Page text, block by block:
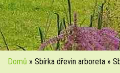
Domů » Sbírka dřevin arboreta »